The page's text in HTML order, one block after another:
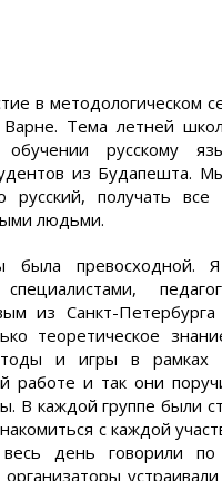
в методологическом
Тема летней
обучении русскому
из Будапешта.
русский, получать все
людьми.
была превосходной.
из Санкт-
теоретическое
и игры в рамках
работе и так они
В каждой группе были
с каждой
день говорили по